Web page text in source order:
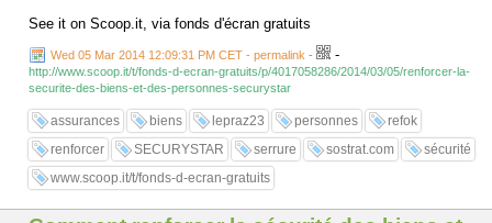
See it on Scoop.it, via fonds d'écran gratuits
Wed 05 Mar 2014 12:09:31 PM CET - permalink - -
http://www.scoop.it/t/fonds-d-ecran-gratuits/p/4017058286/2014/03/05/renforcer-la-
securite-des-biens-et-des-personnes-securystar
assurances biens lepraz23 personnes
refok
renforcer
SECURYSTAR serrure sostrat.com
sécurité
www.scoop.it/t/fonds-d-ecran-gratuits